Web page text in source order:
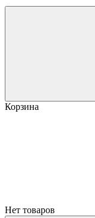
Корзина
Нет товаров